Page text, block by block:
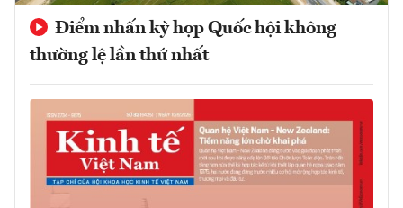
Điểm nhấn kỳ họp Quốc hội không
thường lệ lần thứ nhất